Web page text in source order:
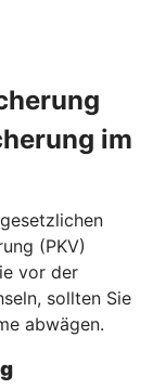
im
(PKV)
vor der
sollten Sie
abwägen.